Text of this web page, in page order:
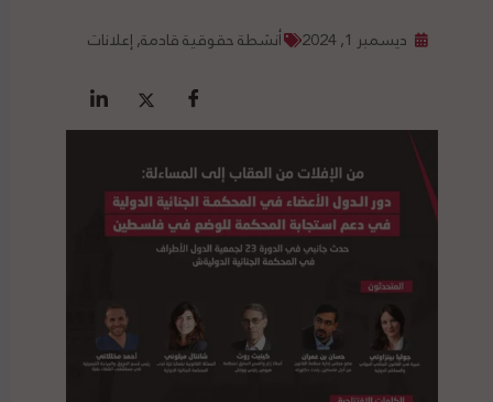
ديسمبر 1, 2024 أنشطة حقوقية قادمة,إعلانات